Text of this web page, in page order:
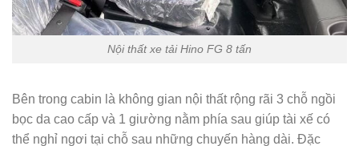
Nội thất xe tải Hino FG 8 tấn
Bên trong cabin là không gian nội thất rộng rãi 3 chỗ ngồi
bọc da cao cấp và 1 giường nằm phía sau giúp tài xế có
thể nghỉ ngơi tại chỗ sau những chuyến hàng dài. Đặc